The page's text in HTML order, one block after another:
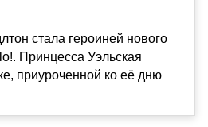
стала героиней нового
Принцесса Уэльская
приуроченной ко её дню